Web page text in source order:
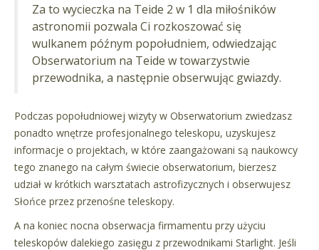
Za to wycieczka na Teide 2 w 1 dla miłośników
astronomii pozwala Ci rozkoszować się
wulkanem późnym popołudniem, odwiedzając
Obserwatorium na Teide w towarzystwie
przewodnika, a następnie obserwując gwiazdy.
Podczas popołudniowej wizyty w Obserwatorium zwiedzasz
ponadto wnętrze profesjonalnego teleskopu, uzyskujesz
informacje o projektach, w które zaangażowani są naukowcy
tego znanego na całym świecie obserwatorium, bierzesz
udział w krótkich warsztatach astrofizycznych i obserwujesz
Słońce przez przenośne teleskopy.
A na koniec nocna obserwacja firmamentu przy użyciu
teleskopów dalekiego zasięgu z przewodnikami Starlight. Jeśli